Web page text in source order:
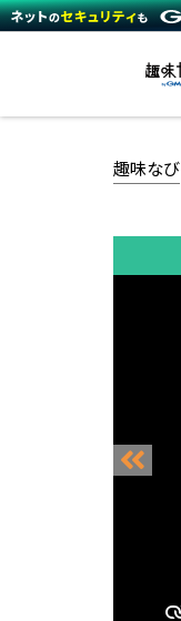
趣味なび